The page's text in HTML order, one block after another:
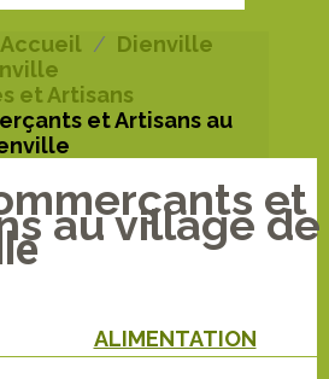
Accueil
Dienville
et Artisans
et Artisans au
et
au village de
ALIMENTATION